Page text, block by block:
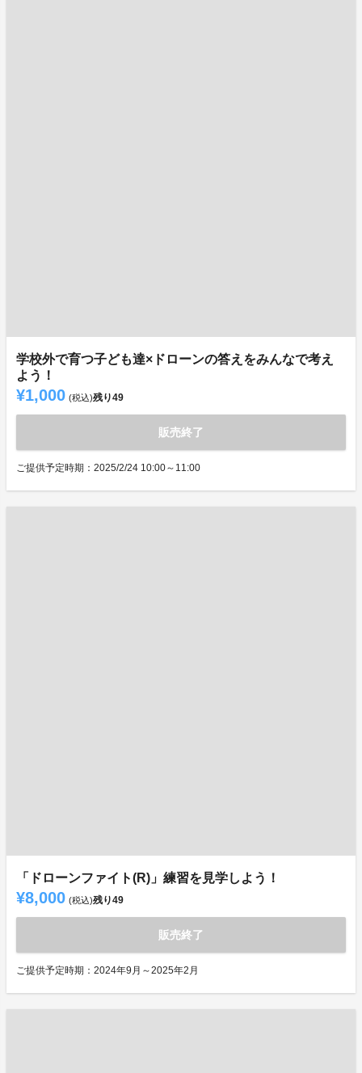
学校外で育つ子ども達×ドローンの答えをみんなで考え
よう！
¥1,000 (税込)残り49
販売終了
ご提供予定時期：2025/2/24 10:00～11:00
「ドローンファイト(R)」練習を見学しよう！
¥8,000 (税込)残り49
販売終了
ご提供予定時期：2024年9月～2025年2月